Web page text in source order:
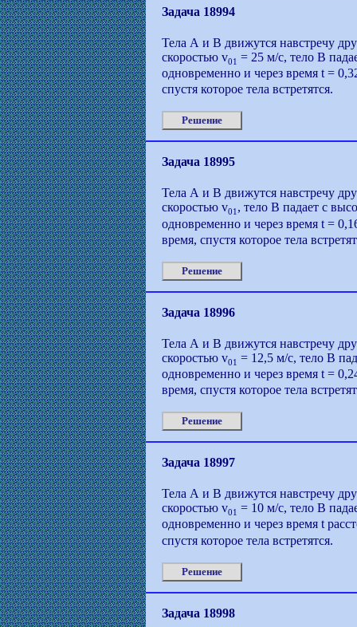
Задача 18994
Тела А и В движутся навстречу
скоростью v01 = 25 м/с, тело В
одновременно и через время t =
спустя которое тела встретятся.
Решение
Задача 18995
Тела А и В движутся навстречу
скоростью v01, тело В падает с
одновременно и через время t =
время, спустя которое тела
Решение
Задача 18996
Тела А и В движутся навстречу
скоростью v01 = 12,5 м/с, тело В
одновременно и через время t =
время, спустя которое тела
Решение
Задача 18997
Тела А и В движутся навстречу
скоростью v01 = 10 м/с, тело В
одновременно и через время t
спустя которое тела встретятся.
Решение
Задача 18998